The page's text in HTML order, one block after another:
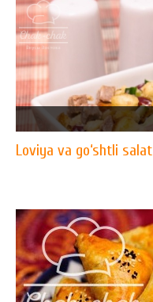
Loviya va go‘shtli salat